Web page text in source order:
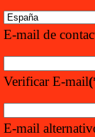
E-mail de
Verificar E-mail
E-mail